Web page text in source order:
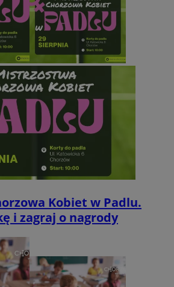
Kobiet w Padlu.
i zagraj o nagrody